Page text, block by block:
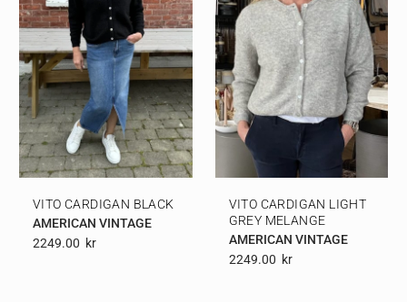
VITO CARDIGAN BLACK
AMERICAN VINTAGE
2249.00 Kr
VITO CARDIGAN LIGHT
GREY MELANGE
AMERICAN VINTAGE
2249.00 Kr